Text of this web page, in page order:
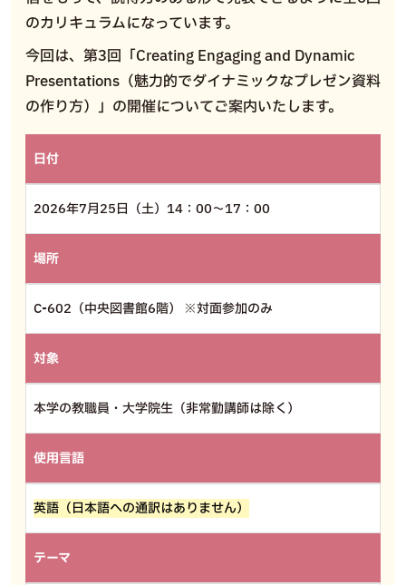
のカリキュラムになっています。
今回は、第3回「Creating Engaging and Dynamic
Presentations（魅力的でダイナミックなプレゼン資料
の作り方）」の開催についてご案内いたします。
日付
2026年7月25日（土）14：00～17：00
場所
C-602（中央図書館6階） ※対面参加のみ
対象
本学の教職員・大学院生（非常勤講師は除く）
使用言語
英語（日本語への通訳はありません）
テーマ